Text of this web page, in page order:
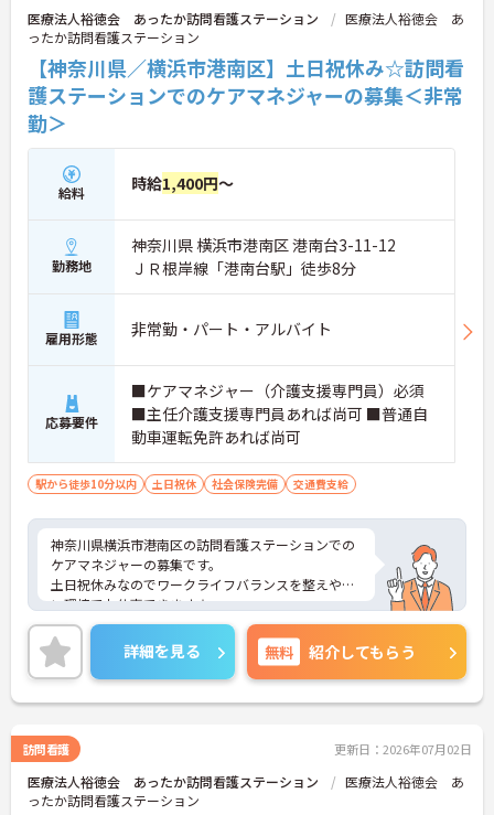
医療法人裕徳会 あったか訪問看護ステーション
医療法人裕徳会 あ
ったか訪問看護ステーション
【神奈川県／横浜市港南区】土日祝休み☆訪問看
護ステーションでのケアマネジャーの募集＜非常
勤＞
給料 時給1,400円～
勤務地
神奈川県 横浜市港南区 港南台3-11-12
ＪＲ根岸線「港南台駅」徒歩8分
雇用形態 非常勤・パート・アルバイト
応募要件
■ケアマネジャー（介護支援専門員）必須
■主任介護支援専門員あれば尚可 ■普通自
動車運転免許あれば尚可
駅から徒歩10分以内 土日祝休 社会保険完備 交通費支給
神奈川県横浜市港南区の訪問看護ステーションでの
ケアマネジャーの募集です。
土日祝休みなのでワークライフバランスを整えやす
い環境でお仕事できます☆
最寄駅から徒歩8分の好立地なので通勤もらくらく
快適です♪
ご興味のある方は、面接のポイントをお伝えします
のでお気軽にお問い合せください。
詳細を見る 無料 紹介してもらう
訪問看護 更新日：2026年07月02日
医療法人裕徳会 あったか訪問看護ステーション
医療法人裕徳会 あ
ったか訪問看護ステーション